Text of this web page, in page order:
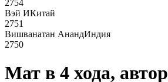
2754
Вэй ИКитай
2751
Вишванатан АнандИндия
2750
Мат в 4 хода,